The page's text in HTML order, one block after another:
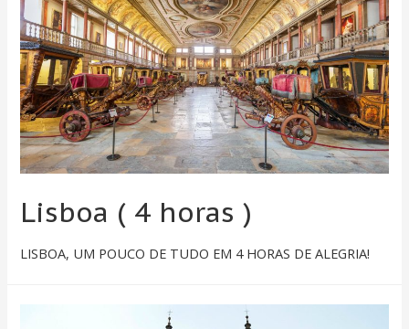
Lisboa ( 4 horas )
LISBOA, UM POUCO DE TUDO EM 4 HORAS DE ALEGRIA!